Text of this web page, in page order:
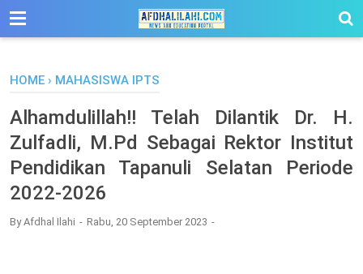
-->
HOME › MAHASISWA IPTS
Alhamdulillah!! Telah Dilantik Dr. H.
Zulfadli, M.Pd Sebagai Rektor Institut
Pendidikan Tapanuli Selatan Periode
2022-2026
ByAfdhal Ilahi Rabu, 20 September 2023